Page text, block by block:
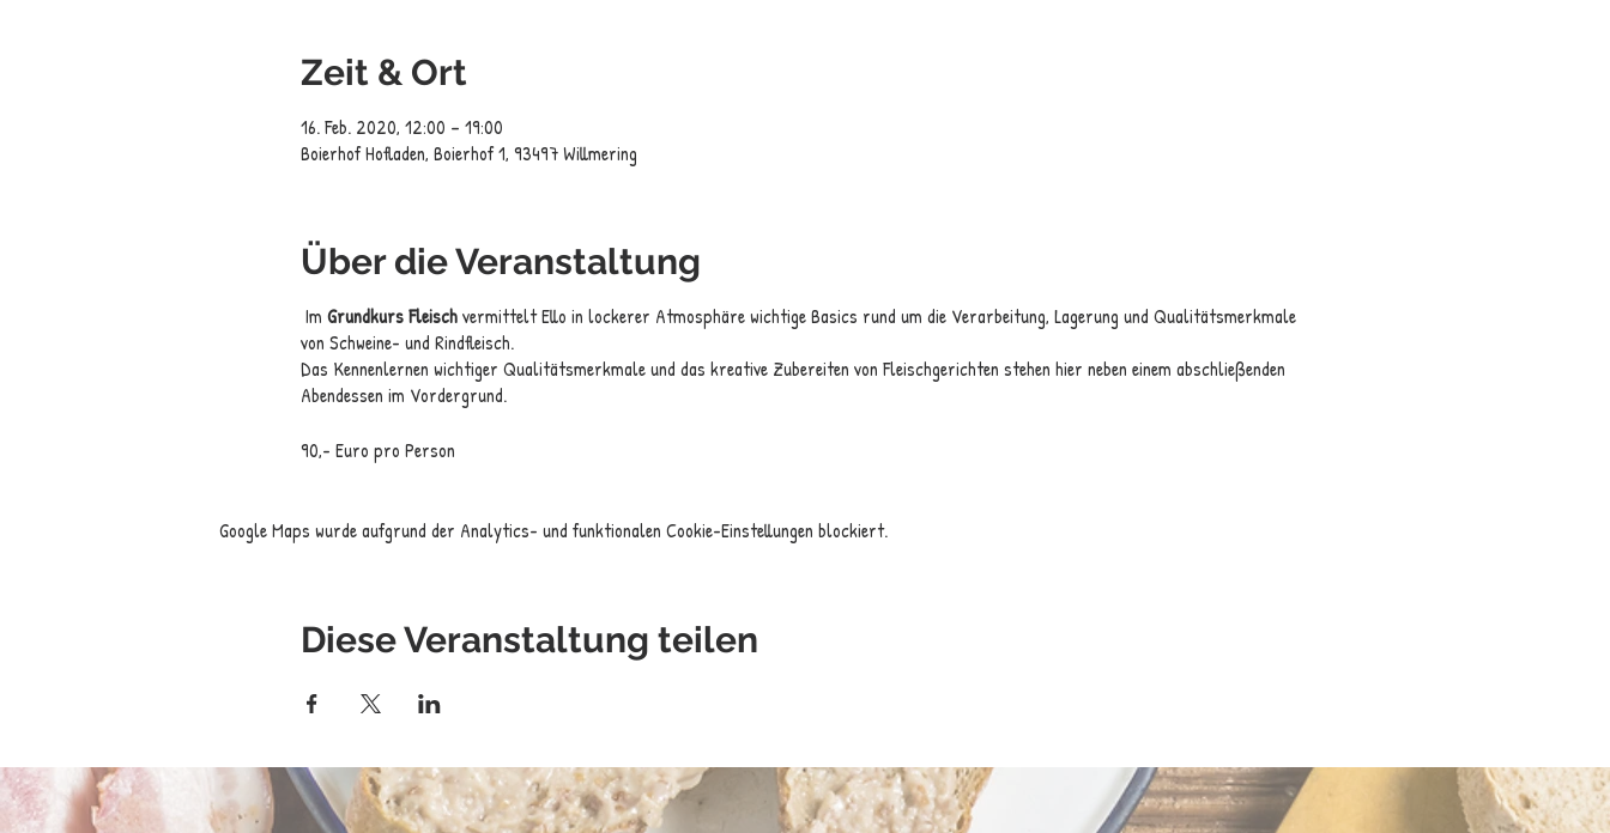
Zeit & Ort
16. Feb. 2020, 12:00 – 19:00
Boierhof Hofladen, Boierhof 1, 93497 Willmering
Über die Veranstaltung
Im Grundkurs Fleischvermittelt Ello in lockerer Atmosphäre wichtige Basics rund um die Verarbeitung, Lagerung und Qualitätsmerkmale
von Schweine- und Rindfleisch.
Das Kennenlernen wichtiger Qualitätsmerkmale und das kreative Zubereiten von Fleischgerichten stehen hier neben einem abschließenden
Abendessen im Vordergrund.
90,- Euro pro Person
Google Maps wurde aufgrund der Analytics- und funktionalen Cookie-Einstellungen blockiert.
Diese Veranstaltung teilen